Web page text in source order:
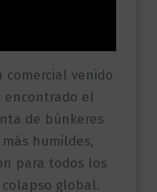
comercial venido
encontrado el
de búnkeres
humildes,
para todos los
global.